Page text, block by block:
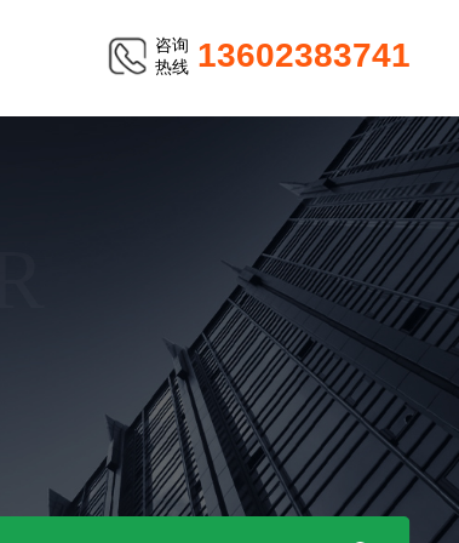
咨询
热线 13602383741